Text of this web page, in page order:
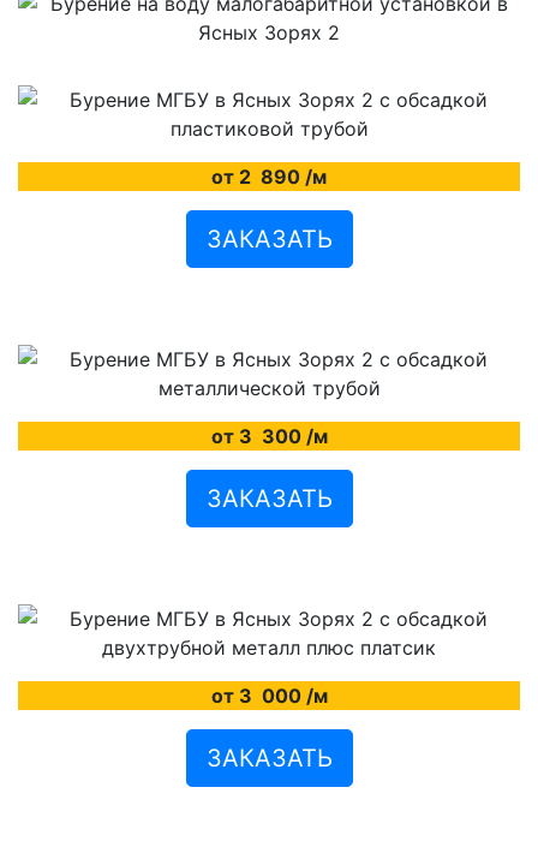
от 2 890 /м
ЗАКАЗАТЬ
от 3 300 /м
ЗАКАЗАТЬ
от 3 000 /м
ЗАКАЗАТЬ